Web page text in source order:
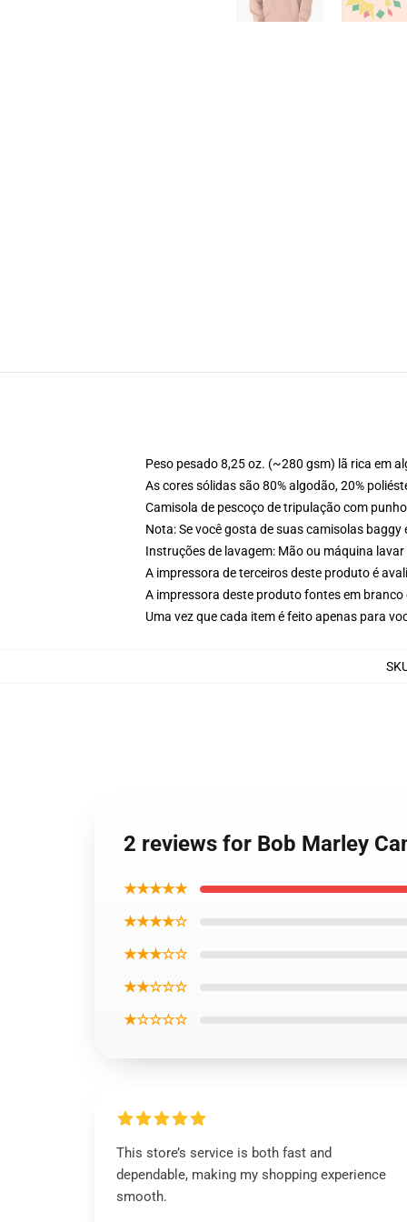
Peso pesado 8,25 oz. (~280 gsm) lã rica em
As cores sólidas são 80% algodão, 20%
Camisola de pescoço de tripulação com
Nota: Se você gosta de suas camisolas
Instruções de lavagem: Mão ou máquina
A impressora de terceiros deste produto é
A impressora deste produto fontes em
Uma vez que cada item é feito apenas para
2 reviews for Bob Marley
★★★★★
★★★★☆
★★★☆☆
★★☆☆☆
★☆☆☆☆
This store’s service is both fast and
dependable, making my shopping experience
smooth.